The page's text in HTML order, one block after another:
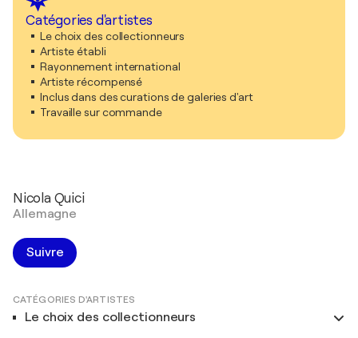
Catégories d'artistes
Le choix des collectionneurs
Artiste établi
Rayonnement international
Artiste récompensé
Inclus dans des curations de galeries d'art
Travaille sur commande
Nicola Quici
Allemagne
Suivre
CATÉGORIES D'ARTISTES
Le choix des collectionneurs